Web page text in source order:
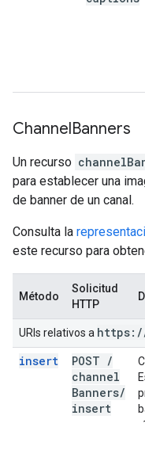
ChannelBanners
Un recurso
para establecer una
de banner de un canal.
Consulta la
este recurso para
Método
Solicitud
HTTP
URIs relativos a https: /
insert
POST /
channel
Banners/
insert